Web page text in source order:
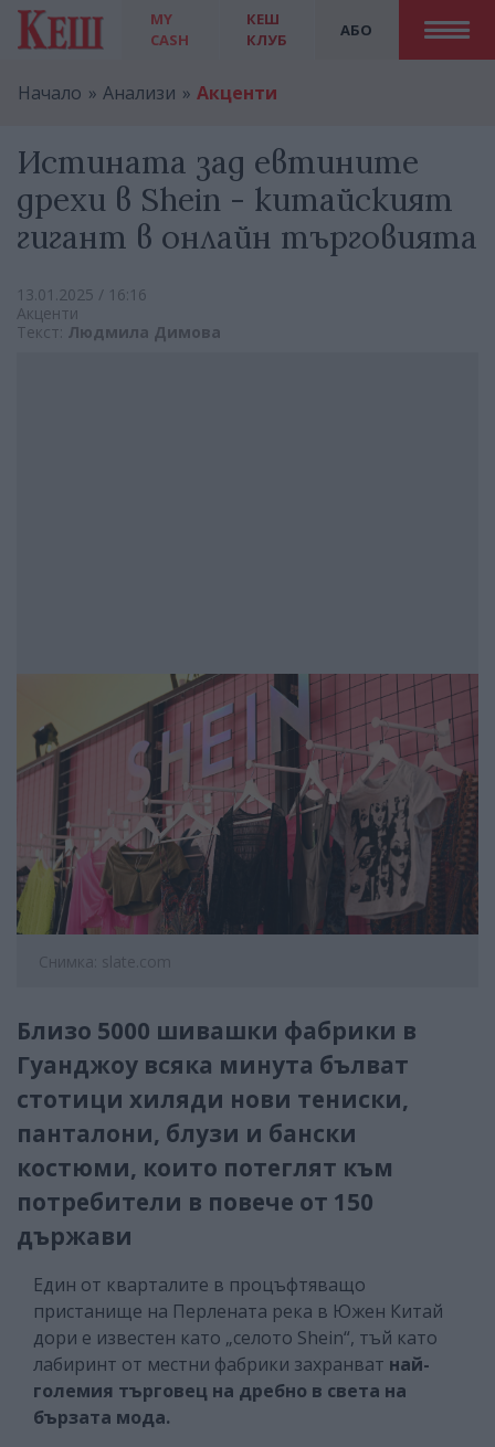
MY
CASH
АБО
КЕШ
КЛУБ
Начало Анализи Акценти
Истината зад евтините
дрехи в Shein - китайският
гигант в онлайн търговията
13.01.2025 / 16:16
Акценти
Текст: Людмила Димова
Снимка: slate.com
Близо 5000 шивашки фабрики в
Гуанджоу всяка минута бълват
стотици хиляди нови тениски,
панталони, блузи и бански
костюми, които потеглят към
потребители в повече от 150
държави
Един от кварталите в процъфтяващо
пристанище на Перлената река в Южен Китай
дори е известен като „селото Shein“, тъй като
лабиринт от местни фабрики захранват най-
големия търговец на дребно в света на
бързата мода.